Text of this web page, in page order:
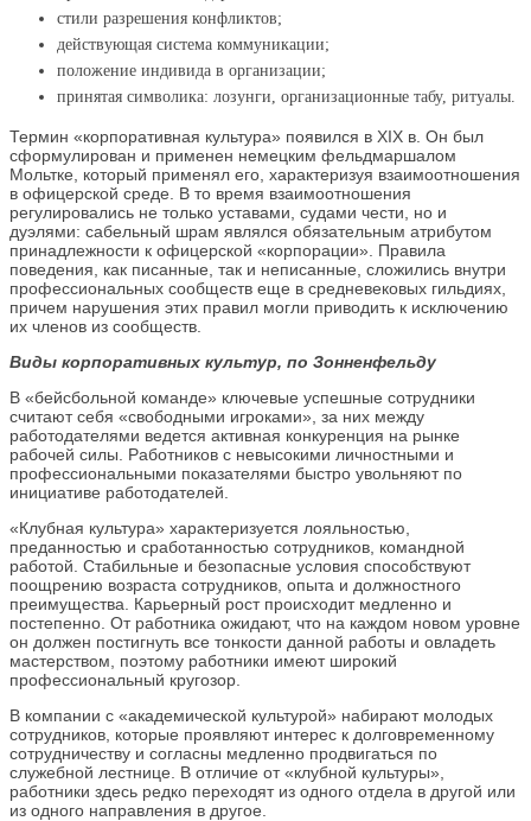
стили разрешения конфликтов;
действующая система коммуникации;
положение индивида в организации;
принятая символика: лозунги, организационные табу, ритуалы.
Термин «корпоративная культура» появился в XIX в. Он был
сформулирован и применен немецким фельдмаршалом
Мольтке, который применял его, характеризуя взаимоотношения
в офицерской среде. В то время взаимоотношения
регулировались не только уставами, судами чести, но и
дуэлями: сабельный шрам являлся обязательным атрибутом
принадлежности к офицерской «корпорации». Правила
поведения, как писанные, так и неписанные, сложились внутри
профессиональных сообществ еще в средневековых гильдиях,
причем нарушения этих правил могли приводить к исключению
их членов из сообществ.
Виды корпоративных культур, по Зонненфельду
В «бейсбольной команде» ключевые успешные сотрудники
считают себя «свободными игроками», за них между
работодателями ведется активная конкуренция на рынке
рабочей силы. Работников с невысокими личностными и
профессиональными показателями быстро увольняют по
инициативе работодателей.
«Клубная культура» характеризуется лояльностью,
преданностью и сработанностью сотрудников, командной
работой. Стабильные и безопасные условия способствуют
поощрению возраста сотрудников, опыта и должностного
преимущества. Карьерный рост происходит медленно и
постепенно. От работника ожидают, что на каждом новом уровне
он должен постигнуть все тонкости данной работы и овладеть
мастерством, поэтому работники имеют широкий
профессиональный кругозор.
В компании с «академической культурой» набирают молодых
сотрудников, которые проявляют интерес к долговременному
сотрудничеству и согласны медленно продвигаться по
служебной лестнице. В отличие от «клубной культуры»,
работники здесь редко переходят из одного отдела в другой или
из одного направления в другое.